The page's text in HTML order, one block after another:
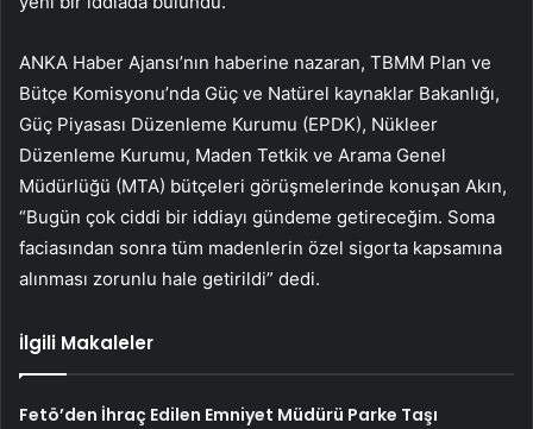
ANKA Haber Ajansı’nın haberine nazaran, TBMM Plan ve
Bütçe Komisyonu’nda Güç ve Natürel kaynaklar Bakanlığı,
Güç Piyasası Düzenleme Kurumu (EPDK), Nükleer
Düzenleme Kurumu, Maden Tetkik ve Arama Genel
Müdürlüğü (MTA) bütçeleri görüşmelerinde konuşan Akın,
“Bugün çok ciddi bir iddiayı gündeme getireceğim. Soma
faciasından sonra tüm madenlerin özel sigorta kapsamına
alınması zorunlu hale getirildi” dedi.
İlgili Makaleler
Fetö’den İhraç Edilen Emniyet Müdürü Parke Taşı